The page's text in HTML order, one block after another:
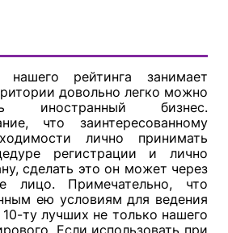
рейтинга занимает
довольно легко можно
иностранный бизнес.
что заинтересованному
лично принимать
регистрации и лично
сделать это он может через
лицо. Примечательно, что
ею условиям для ведения
ту лучших не только нашего
Если использовать при